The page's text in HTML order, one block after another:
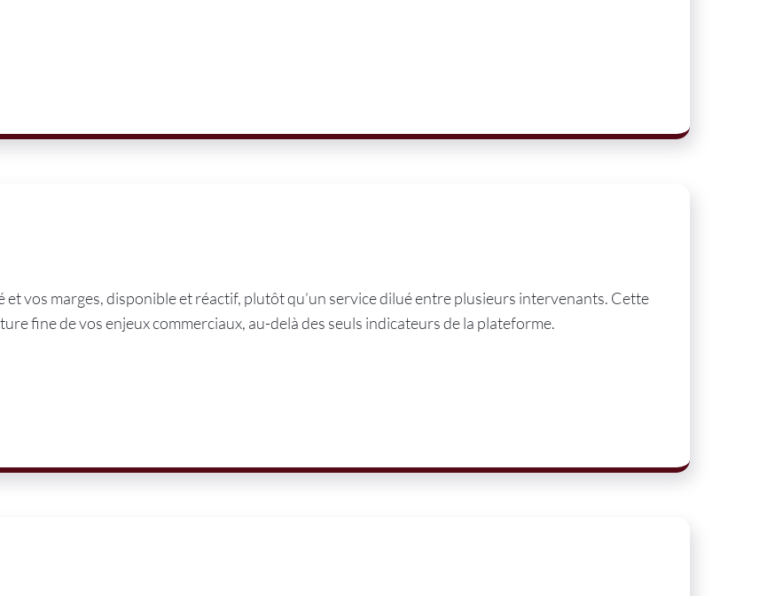
vos marges, disponible et réactif, plutôt qu’un service dilué entre plusieurs intervenants. Cette
fine de vos enjeux commerciaux, au-delà des seuls indicateurs de la plateforme.